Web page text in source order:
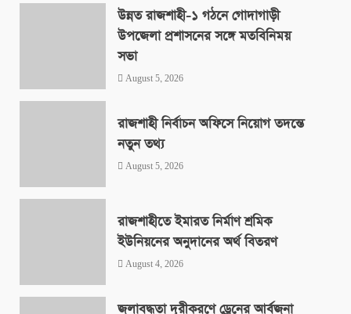
উন্নত রাজশাহী-১ গঠনে গোদাগাড়ী
উপজেলা প্রশাসনের সঙ্গে মতবিনিময়
সভা
August 5, 2026
রাজশাহী নির্বাচন অফিসে নিয়োগ তদন্তে
নতুন তথ্য
August 5, 2026
রাজশাহীতে ইমারত নির্মাণ শ্রমিক
ইউনিয়নের অনুদানের অর্থ বিতরণ
August 4, 2026
জলাবদ্ধতা দূরীকরণে ড্রেনের আর্বজনা